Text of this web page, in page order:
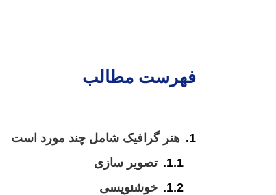
فهرست مطالب
هنر گرافیک شامل چند مورد است
تصویر سازی
خوشنویسی